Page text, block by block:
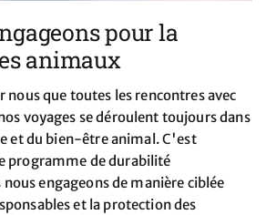
pour la
animaux
que toutes les rencontres avec
voyages se déroulent toujours dans
et du bien-être animal. C'est
programme de durabilité
nous engageons de manière ciblée
et la protection des